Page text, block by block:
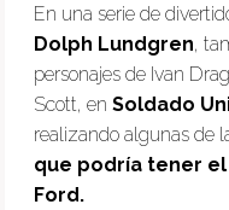
En una serie de
Dolph Lundgren,
personajes de Ivan
Scott, en Soldado
realizando algunas de
que podría tener
Ford.